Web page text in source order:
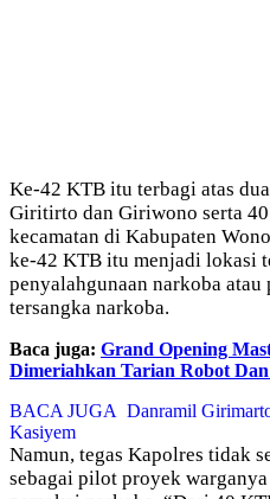
Ke-42 KTB itu terbagi atas
Giritirto dan Giriwono serta 40
kecamatan di Kabupaten
ke-42 KTB itu menjadi lokasi
penyalahgunaan narkoba
tersangka narkoba.
Baca juga: Grand Opening
Dimeriahkan Tarian Robot
BACA JUGA Danramil
Kasiyem
Namun, tegas Kapolres tidak
sebagai pilot proyek